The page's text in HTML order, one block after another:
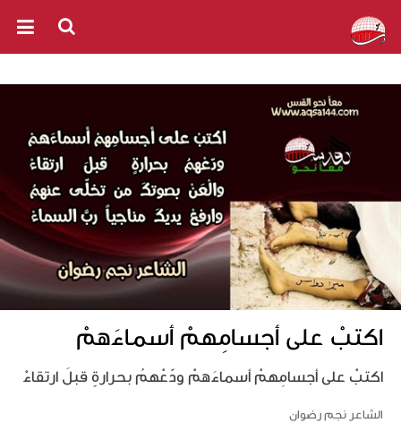
اكتبْ على أجسامِهمْ أسماءَهمْ
اكتبْ على أجسامِهمْ أسماءَهمْ ودّعْهمُ بحرارةٍ قبلَ ارتقاءْ
الشاعر نجم رضوان